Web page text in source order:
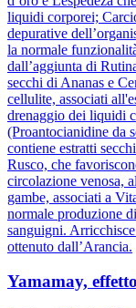
liquidi corporei;
depurative
la normale
dall’aggiunta di
secchi di Ananas e
cellulite, associati
drenaggio dei liquidi
(Proantocianidine da
contiene estratti
Rusco, che
circolazione venosa,
gambe, associati a
normale produzione
sanguigni.
ottenuto dall’Arancia.
Yamamay,